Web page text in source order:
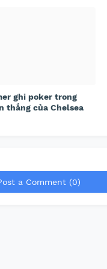
ghi poker trong
thắng của Chelsea
a Comment (0)